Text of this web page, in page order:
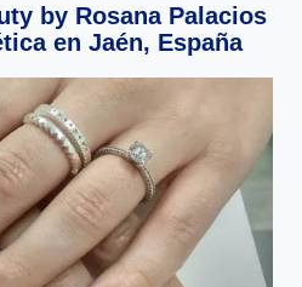
by Rosana Palacios
en Jaén, España